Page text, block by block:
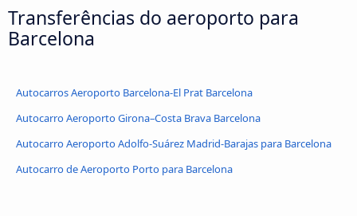
Transferências do aeroporto para
Barcelona
Autocarros Aeroporto Barcelona-El Prat Barcelona
Autocarro Aeroporto Girona–Costa Brava Barcelona
Autocarro Aeroporto Adolfo-Suárez Madrid-Barajas para Barcelona
Autocarro de Aeroporto Porto para Barcelona